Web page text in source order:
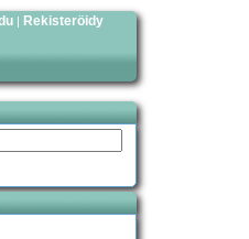
| Rekisteröidy